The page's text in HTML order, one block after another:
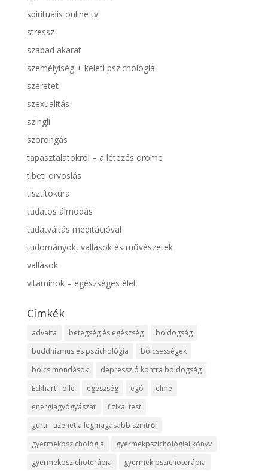
spirituális online tv
stressz
szabad akarat
személyiség + keleti pszichológia
szeretet
szexualitás
szingli
szorongás
tapasztalatokról – a létezés öröme
tibeti orvoslás
tisztítókúra
tudatos álmodás
tudatváltás meditációval
tudományok, vallások és művészetek
vallások
vitaminok – egészséges élet
Címkék
advaita betegség és egészség
boldogság
buddhizmus és pszichológia
bölcsességek
bölcs mondások
depresszió kontra boldogság
Eckhart Tolle
egészség egó
elme
energiagyógyászat
fizikai test
guru - üzenet a legmagasabb szintről
gyermekpszichológia
gyermekpszichológiai könyv
gyermekpszichoterápia
gyermek pszichoterápia